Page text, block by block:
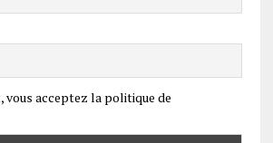
vous acceptez la politique de